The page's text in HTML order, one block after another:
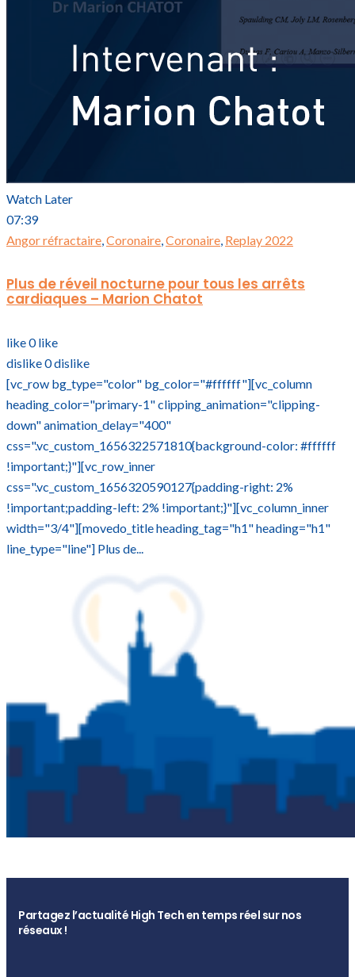
Watch Later
07:39
Angor réfractaire,Coronaire,Coronaire, Replay 2022
Plus de réveil nocturne pour tous les arrêts
cardiaques – Marion Chatot
like0 like
dislike0dislike
[vc_row bg_type="color" bg_color="#ffffff"][vc_column
heading_color="primary-1" clipping_animation="clipping-
down" animation_delay="400"
css=".vc_custom_1656322571810{background-color: #ffffff
!important;}"][vc_row_inner
css=".vc_custom_1656320590127{padding-right: 2%
!important;padding-left: 2% !important;}"][vc_column_inner
width="3/4"][movedo_title heading_tag="h1" heading="h1"
line_type="line"] Plus de...
Partagez l’actualité High Tech en temps réel sur nos
réseaux !